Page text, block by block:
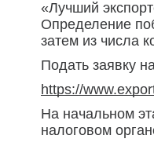
«Лучший
Определение
затем из числа
Подать заявку
https://
На начальном
налоговом